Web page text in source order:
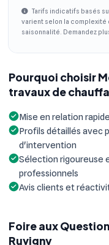
Tarifs indicatifs basés
varient selon la
saisonnalité. Demandez
Pourquoi choisir
travaux de
Mise en relation
Profils détaillés avec
d'intervention
Sélection rigoureuse
professionnels
Avis clients et
Foire aux
Ruvigny